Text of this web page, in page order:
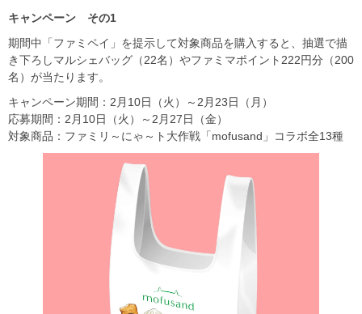
キャンペーン その1
期間中「ファミペイ」を提示して対象商品を購入すると、抽選で描
き下ろしマルシェバッグ（22名）やファミマポイント222円分（200
名）が当たります。
キャンペーン期間：2月10日（火）～2月23日（月）
応募期間：2月10日（火）～2月27日（金）
対象商品：ファミリ～にゃ～ト大作戦「mofusand」コラボ全13種